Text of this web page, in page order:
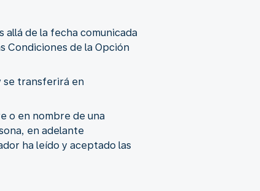
allá de la fecha comunicada
Condiciones de la Opción
se transferirá en
o en nombre de una
en adelante
ha leído y aceptado las